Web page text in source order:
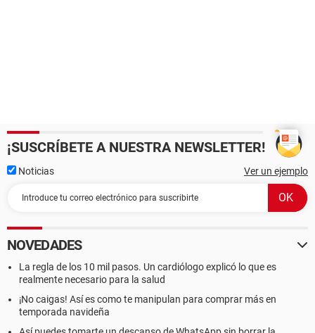
¡SUSCRÍBETE A NUESTRA NEWSLETTER!
Noticias Ver un ejemplo
NOVEDADES
La regla de los 10 mil pasos. Un cardiólogo explicó lo que es
realmente necesario para la salud
¡No caigas! Así es como te manipulan para comprar más en
temporada navideña